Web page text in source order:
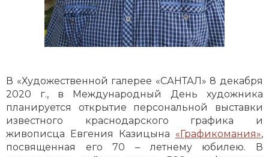
В «Художественной галерее «САНТАЛ» 8 декабря
2020 г., в Международный День художника
планируется открытие персональной выставки
известного краснодарского графика и
живописца Евгения Казицына «Графикомания»,
посвященная его 70 – летнему юбилею. В